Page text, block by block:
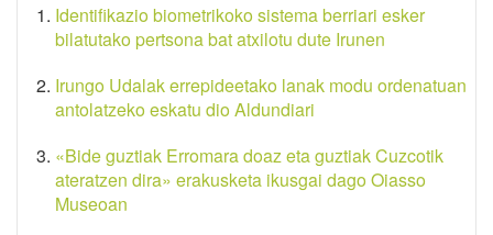
Identifikazio biometrikoko sistema berriari esker
bilatutako pertsona bat atxilotu dute Irunen
Irungo Udalak errepideetako lanak modu ordenatuan
antolatzeko eskatu dio Aldundiari
«Bide guztiak Erromara doaz eta guztiak Cuzcotik
ateratzen dira» erakusketa ikusgai dago Oiasso
Museoan